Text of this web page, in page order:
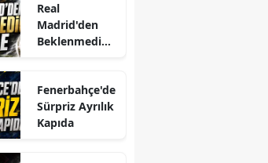
Real
Madrid'den
Beklenmedik
Fenerbahçe'de
Sürpriz Ayrılık
Kapıda